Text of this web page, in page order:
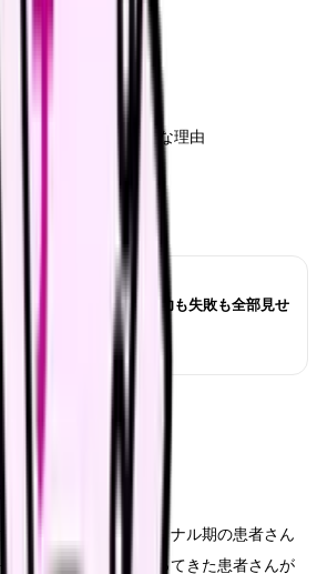
と
と感じる5つのリアルな理由
べき行動
きる転職先
い
リアル体験談12選｜成功も失敗も全部見せ
TOP5
感情疲労
化器内科では、ターミナル期の患者さん
期間にわたって関わってきた患者さんが